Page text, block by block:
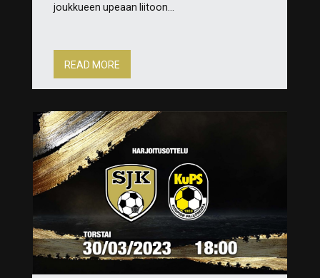
joukkueen upeaan liitoon...
READ MORE